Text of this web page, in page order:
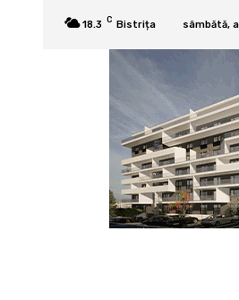
18.3 C Bistrița sâmbătă,